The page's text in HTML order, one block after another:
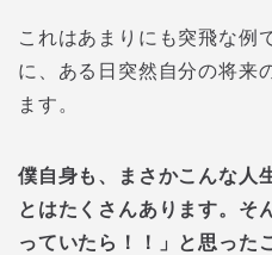
これはあまりにも突飛な例
に、ある日突然自分の将来
ます。
僕自身も、まさかこんな人
とはたくさんあります。そ
っていたら！！」と思った